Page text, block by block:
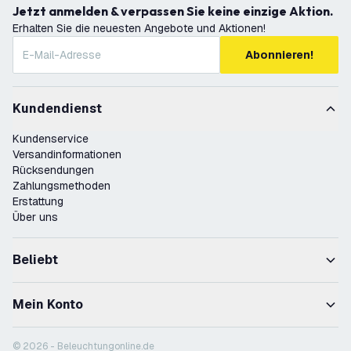
Jetzt anmelden & verpassen Sie keine einzige Aktion.
Erhalten Sie die neuesten Angebote und Aktionen!
Abonnieren!
Kundendienst
Kundenservice
Versandinformationen
Rücksendungen
Zahlungsmethoden
Erstattung
Über uns
Beliebt
Mein Konto
© 2026 - Beleuchtungonline.de